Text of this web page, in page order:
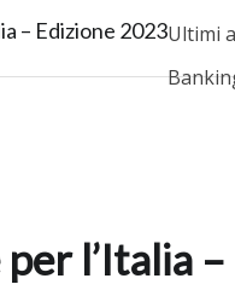
– Edizione 2023Ultimi
l’Italia